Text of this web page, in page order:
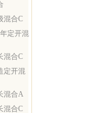
混合C
定开混
混合C
定开混
混合A
混合C